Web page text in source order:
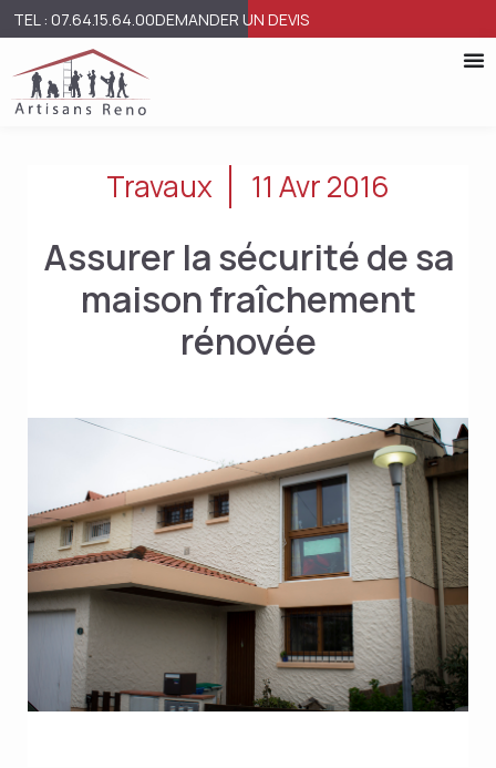
TEL : 07.64.15.64.00DEMANDER UN DEVIS
Travaux 11 Avr 2016
Assurer la sécurité de sa
maison fraîchement
rénovée